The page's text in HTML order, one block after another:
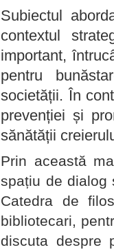
Subiectul
contextul
important,
pentru
societății. În
prevenției și
sănătății
Prin această
spațiu de dialog
Catedra de
bibliotecari,
discuta despre